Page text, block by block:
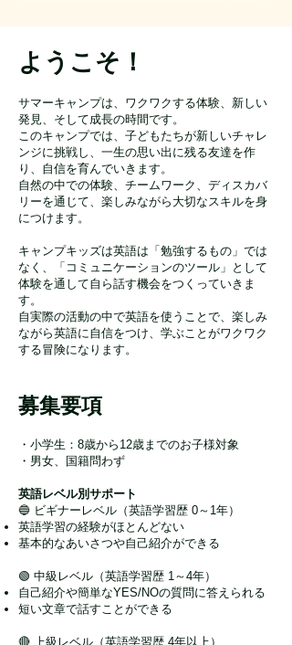
ようこそ！
サマーキャンプは、ワクワクする体験、新しい
発見、そして成長の時間です。
このキャンプでは、子どもたちが新しいチャレ
ンジに挑戦し、一生の思い出に残る友達を作
り、自信を育んでいきます。
自然の中での体験、チームワーク、ディスカバ
リーを通じて、楽しみながら大切なスキルを身
につけます。
キャンプキッズは英語は「勉強するもの」では
なく、「コミュニケーションのツール」として
体験を通して自ら話す機会をつくっていきま
す。
自実際の活動の中で英語を使うことで、楽しみ
ながら英語に自信をつけ、学ぶことがワクワク
する冒険になります。
募集要項
・小学生：8歳から12歳までのお子様対象
・男女、国籍問わず
英語レベル別サポート
🔵 ビギナーレベル（英語学習歴 0～1年）
英語学習の経験がほとんどない
基本的なあいさつや自己紹介ができる
🟢 中級レベル（英語学習歴 1～4年）
自己紹介や簡単なYES/NOの質問に答えられる
短い文章で話すことができる
🔴 上級レベル（英語学習歴 4年以上）